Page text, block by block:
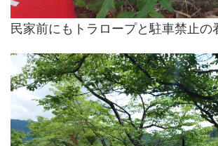
民家前にもトラロープと駐車禁止の